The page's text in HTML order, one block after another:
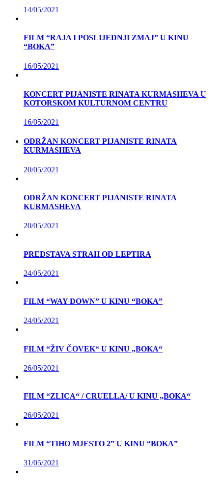
14/05/2021
FILM “RAJA I POSLIJEDNJI ZMAJ” U KINU
“BOKA”
16/05/2021
KONCERT PIJANISTE RINATA KURMASHEVA U
KOTORSKOM KULTURNOM CENTRU
16/05/2021
ODRŽAN KONCERT PIJANISTE RINATA
KURMASHEVA
20/05/2021
ODRŽAN KONCERT PIJANISTE RINATA
KURMASHEVA
20/05/2021
PREDSTAVA STRAH OD LEPTIRA
24/05/2021
FILM “WAY DOWN” U KINU “BOKA”
24/05/2021
FILM “ŽIV ČOVEK“ U KINU „BOKA“
26/05/2021
FILM “ZLICA“ / CRUELLA/ U KINU „BOKA“
26/05/2021
FILM “TIHO MJESTO 2” U KINU “BOKA”
31/05/2021